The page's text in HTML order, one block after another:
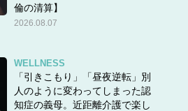
倫の清算】
2026.08.07
WELLNESS
「引きこもり」「昼夜逆転」別
人のように変わってしまった認
知症の義母。近距離介護で楽し